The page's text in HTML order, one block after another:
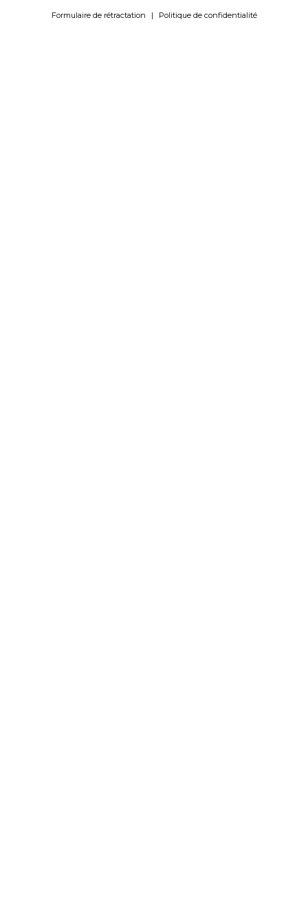
Formulaire de rétractation | Politique de confidentialité